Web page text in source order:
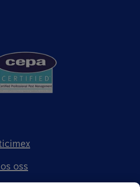
oss